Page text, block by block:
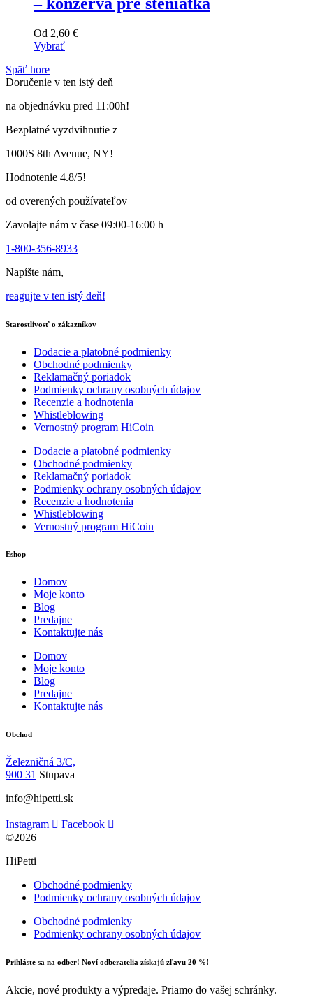
Od 2,60 €
Vybrať
výrobok
má
variantov.
si
vybrať
stránke
produktu
Späť hore
Doručenie v ten istý deň
na objednávku pred 11:00h!
Bezplatné vyzdvihnutie z
1000S 8th Avenue, NY!
Hodnotenie 4.8/5!
od overených používateľov
Zavolajte nám v čase 09:00-16:00 h
1-800-356-8933
Napíšte nám,
reagujte v ten istý deň!
Starostlivosť o zákazníkov
Dodacie a platobné podmienky
Obchodné podmienky
Reklamačný poriadok
Podmienky ochrany osobných údajov
Recenzie a hodnotenia
Whistleblowing
Vernostný program HiCoin
Dodacie a platobné podmienky
Obchodné podmienky
Reklamačný poriadok
Podmienky ochrany osobných údajov
Recenzie a hodnotenia
Whistleblowing
Vernostný program HiCoin
Eshop
Domov
Moje konto
Blog
Predajne
Kontaktujte nás
Domov
Moje konto
Blog
Predajne
Kontaktujte nás
Obchod
Železničná 3/C,
900 31 Stupava
info@hipetti.sk
Instagram
Facebook
©2026
HiPetti
Obchodné podmienky
Podmienky ochrany osobných údajov
Obchodné podmienky
Podmienky ochrany osobných údajov
Prihláste sa na odber! Noví odberatelia získajú zľavu 20 %!
Akcie, nové produkty a výpredaje. Priamo do vašej schránky.